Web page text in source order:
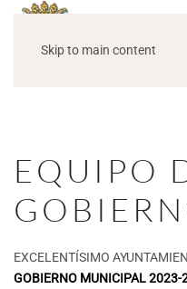
Skip to main content
EQUIPO
EXCELENTÍSIMO
GOBIERNO MUNICIPAL 2023-